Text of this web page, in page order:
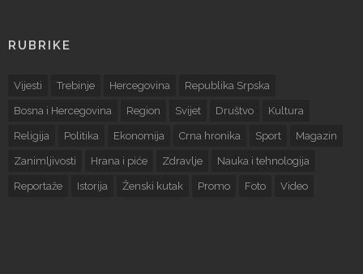
RUBRIKE
Vijesti Trebinje Hercegovina Republika Srpska
Bosna i Hercegovina Region Svijet Društvo Kultura
Religija Politika Ekonomija Crna hronika Sport Magazin
Zanimljivosti Hrana i piće Zdravlje Nauka i tehnologija
Reportaže Istorija Ženski kutak Promo Foto Video